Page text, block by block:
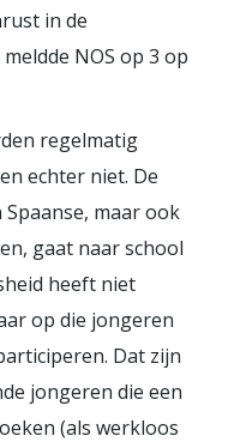
in de
NOS op 3 op
regelmatig
echter niet. De
maar ook
gaat naar school
heeft niet
op die jongeren
Dat zijn
jongeren die een
(als werkloos